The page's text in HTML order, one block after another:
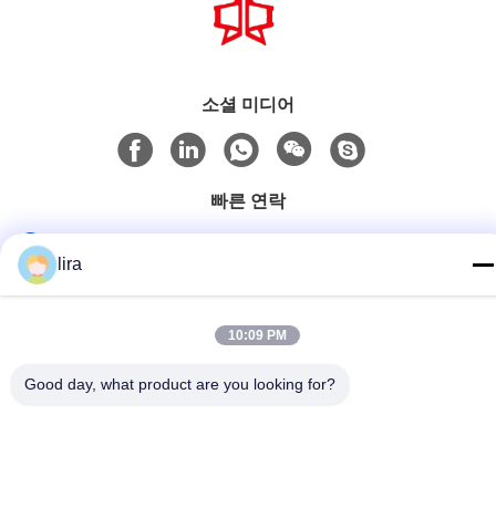
소셜 미디어
빠른 연락
주소
lira
10:09 PM
Good day, what product are you looking for?